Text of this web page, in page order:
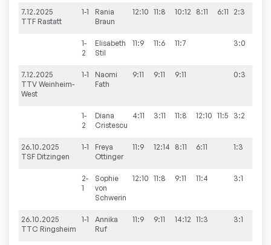
7.12.2025
TTF Rastatt
1-1
Rania
Braun
12:10 11:8 10:12 8:11 6:11 2:3
1-
2
Elisabeth
Stil
11:9 11:6 11:7 3:0
7.12.2025
TTV Weinheim-
West
1-1
Naomi
Fath
9:11 9:11 9:11 0:3
1-
2
Diana
Cristescu
4:11 3:11 11:8 12:10 11:5 3:2
26.10.2025
TSF Ditzingen
1-1
Freya
Ottinger
11:9 12:14 8:11 6:11 1:3
2-
1
Sophie
von
Schwerin
12:10 11:8 9:11 11:4 3:1
26.10.2025
TTC Ringsheim
1-1
Annika
Ruf
11:9 9:11 14:12 11:3 3:1